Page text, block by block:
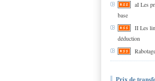
aI Les
base
II Les
déduction
Prix de